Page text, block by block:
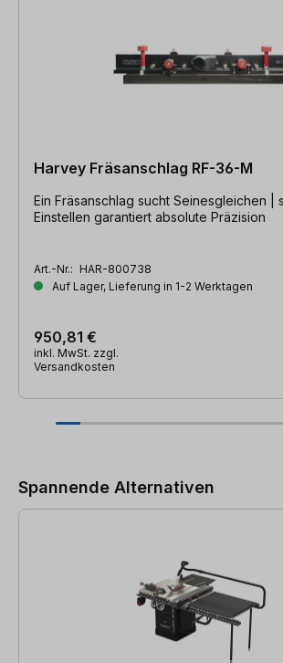
Harvey Fräsanschlag RF-36-M
Ein Fräsanschlag sucht Seinesgleichen | spielfreies
Einstellen garantiert absolute Präzision
Art.-Nr.: HAR-800738
Auf Lager, Lieferung in 1-2 Werktagen
950,81 €
inkl. MwSt. zzgl.
Versandkosten
Spannende Alternativen